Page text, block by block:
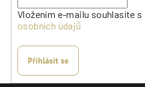
Vložením e-mailu souhlasíte s
osobních údajů
Přihlásit se